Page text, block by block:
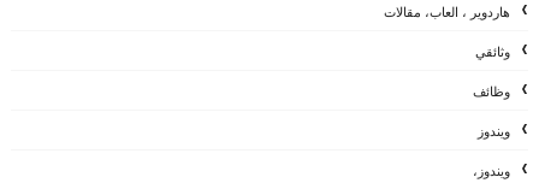
هاردوير ، العاب، مقالات
وثائقي
وظائف
ويندوز
ويندوز،